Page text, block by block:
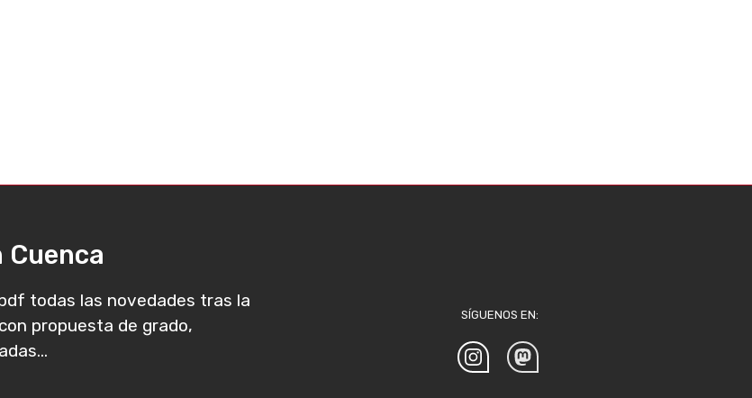
Cuenca
todas las novedades tras la
propuesta de grado,
SÍGUENOS EN: